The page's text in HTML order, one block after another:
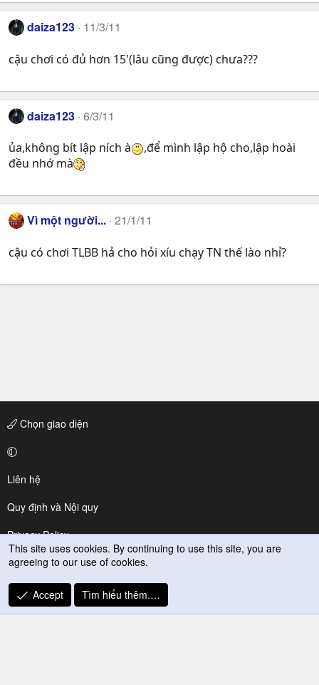
daiza123 11/3/11
cậu chơi có đủ hơn 15'(lâu cũng được) chưa???
daiza123 6/3/11
ủa,không bít lập ních à
,để mình lập hộ cho,lập hoài
đều nhớ mà
Vì một người... 21/1/11
cậu có chơi TLBB hả cho hỏi xíu chạy TN thế lào nhỉ?
Chọn giao diện
Liên hệ
Quy định và Nội quy
Privacy Policy
Trợ giúp
R
S
This site uses cookies. By continuing to use this site, you are
agreeing to our use of cookies.
Accept Tìm hiểu thêm.…